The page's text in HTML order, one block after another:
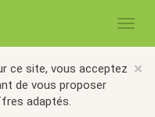
×
ce site, vous acceptez
de vous proposer
adaptés.